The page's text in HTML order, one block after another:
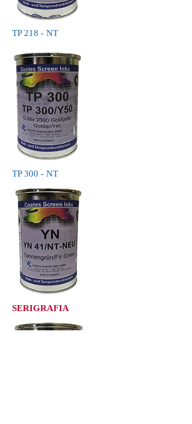
TP 218 - NT
TP 300 - NT
SERIGRAFIA